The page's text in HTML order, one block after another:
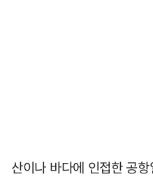
산이나 바다에 인접한 공